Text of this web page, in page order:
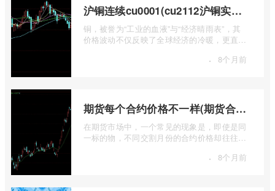
沪铜连续cu0001(cu2112沪铜实时行情)
铜，被誉为“工业的血液”与“经济晴雨表”，其
价格波动不仅反映了全球经济的冷暖，更直接
· 8个月前
期货每个合约价格不一样(期货合约之间的价格差)
在期货市场中，一个常见的现象是，即使是同
一标的物，不同交割月份的合约价格却往往不
· 8个月前